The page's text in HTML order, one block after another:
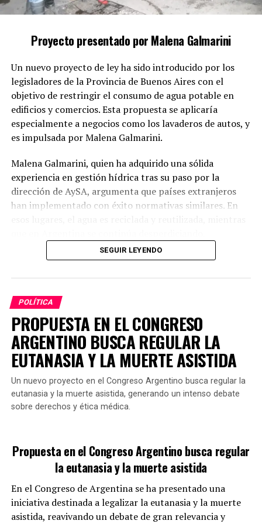
actuar por un vínculo familiar o emocional y se
grave.
El proyecto sostiene que la protección de la intimidad
familiar no puede ser un obstáculo para la investigación
y la sanción de delitos que vulneran los derechos
fundamentales de las mujeres.
Conformidad con compromisos
internacionales
Además, la iniciativa tiene como meta alinear la
legislación argentina con los compromisos adquiridos
en la Convención de Belém do Pará y otros
demandan respuestas efectivas frente a la violencia de
En este contexto, el proyecto enfatiza que combatir la
impunidad no solo implica sancionar a los autores
directos de femicidios, sino también erradicar
normativas que puedan obstaculizar las investigaciones
o favorecer la falta de justicia.
Si se aprueba en el Congreso, esta propuesta
representaría un cambio significativo en el tratamiento
penal de aquellos que colaboran en el encubrimiento de
Proyecto presentado por Malena Galmarini
Un nuevo proyecto de ley ha sido introducido por los
legisladores de la Provincia de Buenos Aires con el
objetivo de restringir el consumo de agua potable en
edificios y comercios. Esta propuesta se aplicaría
especialmente a negocios como los lavaderos de autos, y
es impulsada por Malena Galmarini.
Malena Galmarini, quien ha adquirido una sólida
experiencia en gestión hídrica tras su paso por la
dirección de AySA, argumenta que países extranjeros
han implementado con éxito normativas similares. En
especialmente en actividades como el lavado de
vehículos, donde se pierden miles de litros a diario.
GALMARINI FUE TITULAR DE AYSA
¿Cómo se limitará el uso de agua
potable?
SEGUIR LEYENDO
POLÍTICA
PROPUESTA EN EL CONGRESO
ARGENTINO BUSCA REGULAR LA
EUTANASIA Y LA MUERTE ASISTIDA
Un nuevo proyecto en el Congreso Argentino busca regular la
eutanasia y la muerte asistida, generando un intenso debate
sobre derechos y ética médica.
Propuesta en el Congreso Argentino busca regular
la eutanasia y la muerte asistida
En el Congreso de Argentina se ha presentado una
iniciativa destinada a legalizar la eutanasia y la muerte
asistida, reavivando un debate de gran relevancia y